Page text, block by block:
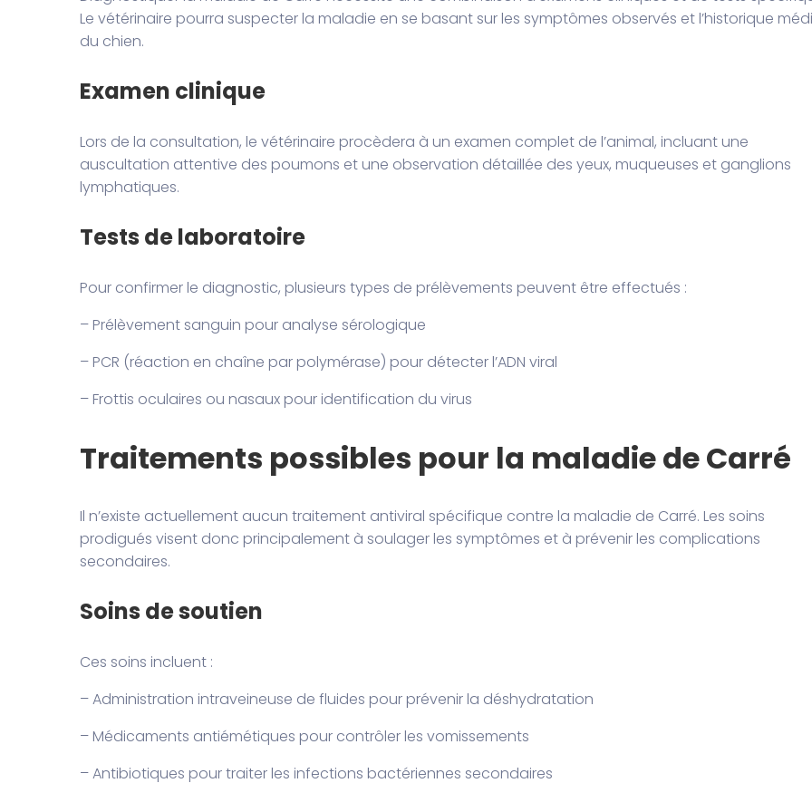
Le vétérinaire pourra suspecter la maladie en se basant sur les symptômes observés et l’historique
du chien.
Examen clinique
Lors de la consultation, le vétérinaire procèdera à un examen complet de l’animal, incluant une
auscultation attentive des poumons et une observation détaillée des yeux, muqueuses et ganglions
lymphatiques.
Tests de laboratoire
Pour confirmer le diagnostic, plusieurs types de prélèvements peuvent être effectués :
– Prélèvement sanguin pour analyse sérologique
– PCR (réaction en chaîne par polymérase) pour détecter l’ADN viral
– Frottis oculaires ou nasaux pour identification du virus
Traitements possibles pour la maladie de Carré
Il n’existe actuellement aucun traitement antiviral spécifique contre la maladie de Carré. Les soins
prodigués visent donc principalement à soulager les symptômes et à prévenir les complications
secondaires.
Soins de soutien
Ces soins incluent :
– Administration intraveineuse de fluides pour prévenir la déshydratation
– Médicaments antiémétiques pour contrôler les vomissements
– Antibiotiques pour traiter les infections bactériennes secondaires